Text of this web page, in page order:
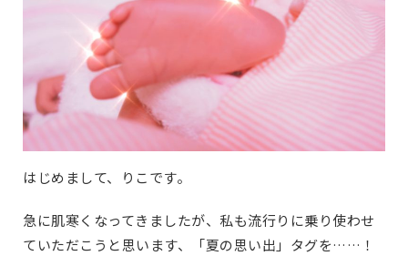
はじめまして、りこです。
急に肌寒くなってきましたが、私も流行りに乗り使わせ
ていただこうと思います、「夏の思い出」タグを……！